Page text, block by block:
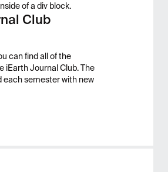
of a div block.
Club
can find all of the
iEarth Journal Club. The
each semester with new